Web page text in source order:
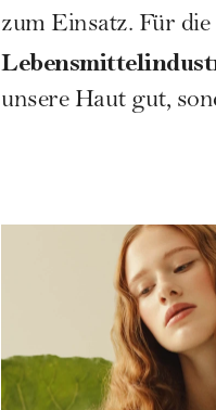
zum Einsatz. Für
unsere Haut gut,